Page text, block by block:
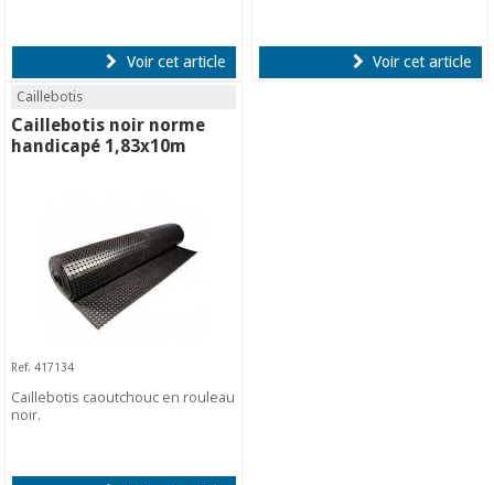
Voir cet article Voir cet article
Caillebotis
Caillebotis noir norme
handicapé 1,83x10m
Ref. 417134
Caillebotis caoutchouc en rouleau
noir.